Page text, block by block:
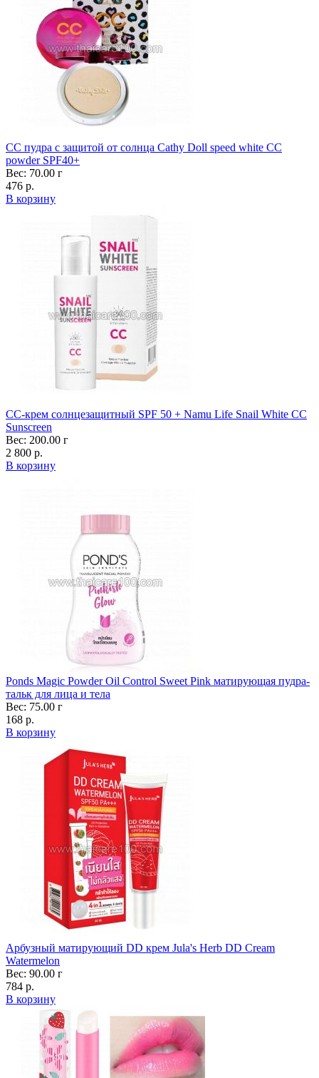
CC пудра с защитой от солнца Cathy Doll speed white CC
powder SPF40+
Вес: 70.00 г
476 р.
В корзину
CC-крем солнцезащитный SPF 50 + Namu Life Snail White CC
Sunscreen
Вес: 200.00 г
2 800 р.
В корзину
Ponds Magic Powder Oil Control Sweet Pink матирующая пудра-
тальк для лица и тела
Вес: 75.00 г
168 р.
В корзину
Арбузный матирующий DD крем Jula's Herb DD Cream
Watermelon
Вес: 90.00 г
784 р.
В корзину